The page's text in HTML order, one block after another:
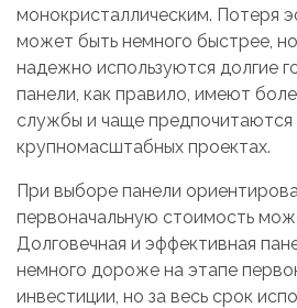
монокристаллическим. Потеря
может быть немного быстрее,
надежно используются долгие
панели, как правило, имеют
службы и чаще предпочитаются
крупномасштабных проектах.
При выборе панели
первоначальную стоимость
Долговечная и эффективная
немного дороже на этапе
инвестиции, но за весь срок